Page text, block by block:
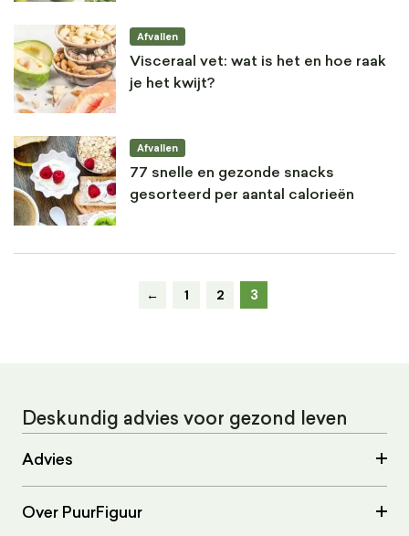
Afvallen
Visceraal vet: wat is het en hoe raak
je het kwijt?
Afvallen
77 snelle en gezonde snacks
gesorteerd per aantal calorieën
← 1 2 3
Deskundig advies voor gezond leven
Advies
Over PuurFiguur